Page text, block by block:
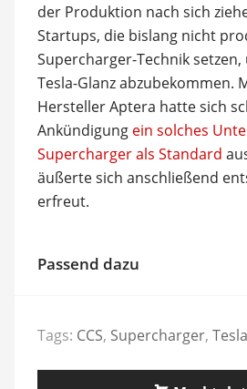
der Produktion nach sich
Startups, die bislang nicht
Supercharger-Technik
Tesla-Glanz abzubekommen.
Hersteller Aptera hatte sich
Ankündigung ein solches
Supercharger als Standard
äußerte sich anschließend
erfreut.
Passend dazu
Tags: CCS, Supercharger, Tesla